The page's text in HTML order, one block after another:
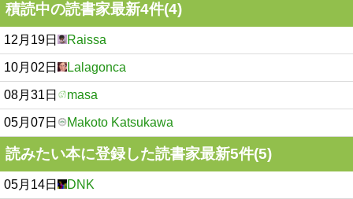
積読中の読書家最新4件(4)
12月19日 Raissa
10月02日 Lalagonca
08月31日 masa
05月07日 Makoto Katsukawa
読みたい本に登録した読書家最新5件(5)
05月14日 DNK